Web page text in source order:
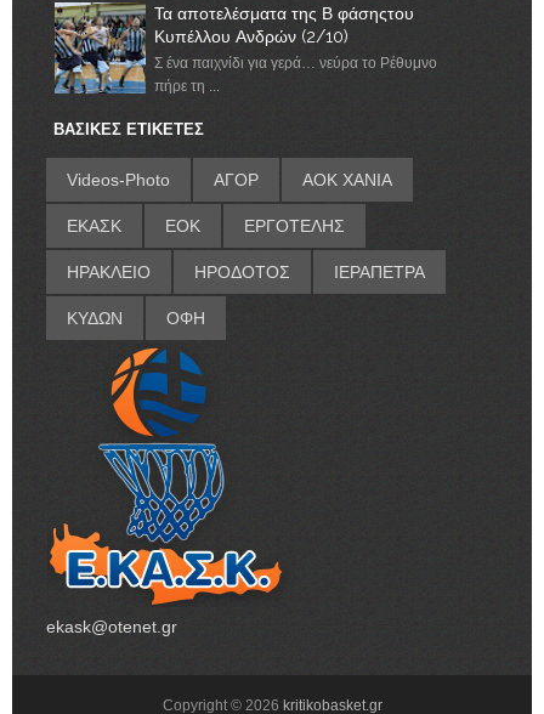
Τα αποτελέσματα της Β φάσηςτου
Κυπέλλου Ανδρών (2/10)
Σ ένα παιχνίδι για γερά… νεύρα το Ρέθυμνο
πήρε τη ...
ΒΑΣΙΚΕΣ ΕΤΙΚΕΤΕΣ
Videos-Photo ΑΓΟΡ ΑΟΚ ΧΑΝΙΑ
ΕΚΑΣΚ ΕΟΚ ΕΡΓΟΤΕΛΗΣ
ΗΡΑΚΛΕΙΟ ΗΡΟΔΟΤΟΣ ΙΕΡΑΠΕΤΡΑ
ΚΥΔΩΝ ΟΦΗ
ekask@otenet.gr
Copyright © 2026 kritikobasket.gr